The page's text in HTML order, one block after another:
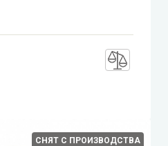
СНЯТ С ПРОИЗВОДСТВА